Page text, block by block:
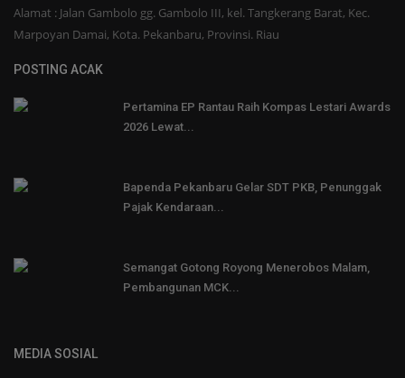
Alamat : Jalan Gambolo gg. Gambolo III, kel. Tangkerang Barat, Kec.
Marpoyan Damai, Kota. Pekanbaru, Provinsi. Riau
POSTING ACAK
Pertamina EP Rantau Raih Kompas Lestari Awards
2026 Lewat...
Bapenda Pekanbaru Gelar SDT PKB, Penunggak
Pajak Kendaraan...
Semangat Gotong Royong Menerobos Malam,
Pembangunan MCK...
MEDIA SOSIAL